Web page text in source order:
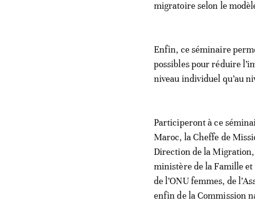
migratoire selon le
Enfin, ce séminaire
possibles pour réduire
niveau individuel qu’au
Participeront à ce
Maroc, la Cheffe de
Direction de la
ministère de la Famille
de l’ONU femmes, de
enfin de la Commission